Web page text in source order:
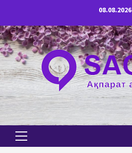
содержимому
08.08.2026
Основное